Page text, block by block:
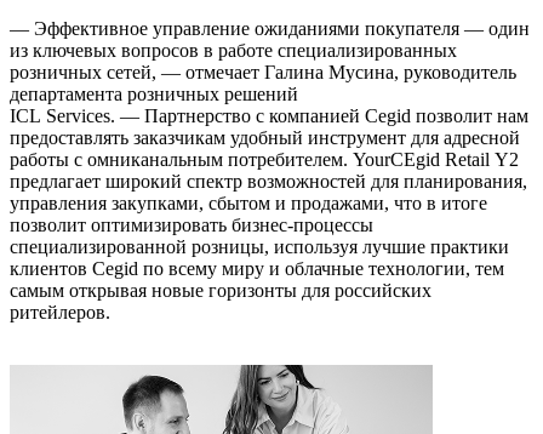
— Эффективное управление ожиданиями покупателя — один
из ключевых вопросов в работе специализированных
розничных сетей, — отмечает Галина Мусина, руководитель
департамента розничных решений
ICL Services. — Партнерство с компанией Cegid позволит нам
предоставлять заказчикам удобный инструмент для адресной
работы с омниканальным потребителем. YourCEgid Retail Y2
предлагает широкий спектр возможностей для планирования,
управления закупками, сбытом и продажами, что в итоге
позволит оптимизировать бизнес-процессы
специализированной розницы, используя лучшие практики
клиентов Cegid по всему миру и облачные технологии, тем
самым открывая новые горизонты для российских
ритейлеров.